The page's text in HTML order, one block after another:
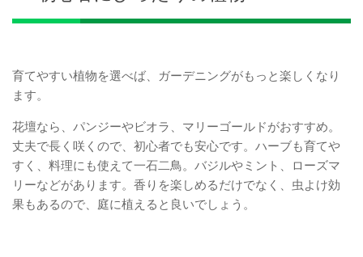
育てやすい植物を選べば、ガーデニングがもっと楽しくなり
ます。
花壇なら、パンジーやビオラ、マリーゴールドがおすすめ。
丈夫で長く咲くので、初心者でも安心です。ハーブも育てや
すく、料理にも使えて一石二鳥。バジルやミント、ローズマ
リーなどがあります。香りを楽しめるだけでなく、虫よけ効
果もあるので、庭に植えると良いでしょう。